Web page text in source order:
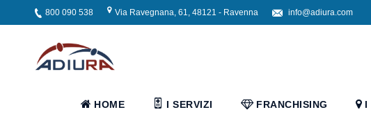
800 090 538 Via Ravegnana, 61, 48121 - Ravenna info@adiura.com
HOME I SERVIZI FRANCHISING I